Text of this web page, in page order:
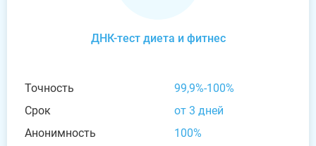
ДНК-тест диета и фитнес
Точность
99,9%-100%
Срок
от 3 дней
Анонимность
100%